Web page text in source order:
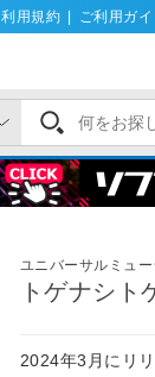
利用規約 ご利用ガイ
ユニバーサルミュー
トゲナシ
2024年3月にリ